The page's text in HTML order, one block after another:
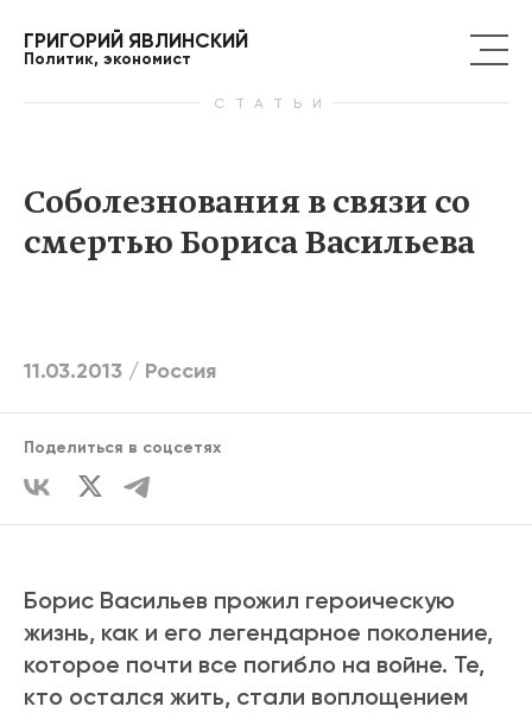
ГРИГОРИЙ ЯВЛИНСКИЙ
Политик, экономист
СТАТЬИ
Соболезнования в связи со
смертью Бориса Васильева
11.03.2013 / Россия
Поделиться в соцсетях
Борис Васильев прожил героическую
жизнь, как и его легендарное поколение,
которое почти все погибло на войне. Те,
кто остался жить, стали воплощением